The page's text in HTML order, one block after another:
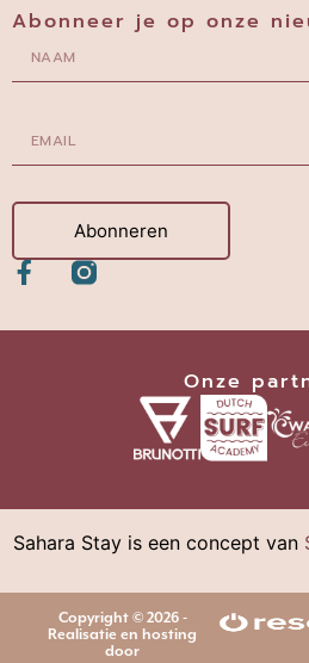
Abonneer je op onze
Abonneren
Onze
Sahara Stay is een concept van
Copyright © 2026 -
Realisatie en hosting
door